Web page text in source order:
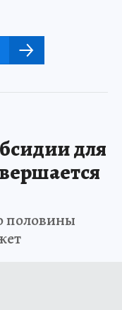
для
половины